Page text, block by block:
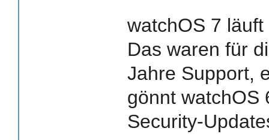
watchOS 7
Das waren für
Jahre Support,
gönnt watchOS
Security-